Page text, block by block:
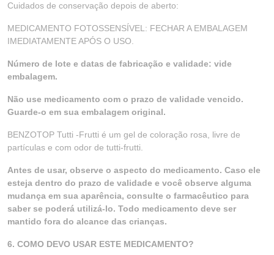
Cuidados de conservação depois de aberto:
MEDICAMENTO FOTOSSENSÍVEL: FECHAR A EMBALAGEM
IMEDIATAMENTE APÓS O USO.
Número de lote e datas de fabricação e validade: vide
embalagem.
Não use medicamento com o prazo de validade vencido.
Guarde-o em sua embalagem original.
BENZOTOP Tutti -Frutti é um gel de coloração rosa, livre de
partículas e com odor de tutti-frutti.
Antes de usar, observe o aspecto do medicamento. Caso ele
esteja dentro do prazo de validade e você observe alguma
mudança em sua aparência, consulte o farmacêutico para
saber se poderá utilizá-lo. Todo medicamento deve ser
mantido fora do alcance das crianças.
6. COMO DEVO USAR ESTE MEDICAMENTO?